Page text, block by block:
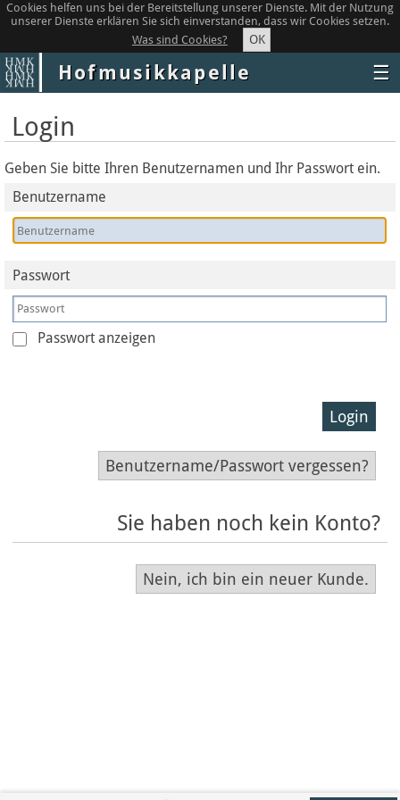
Cookies helfen uns bei der Bereitstellung unserer Dienste. Mit der Nutzung
unserer Dienste erklären Sie sich einverstanden, dass wir Cookies setzen.
Was sind Cookies?
OK
Hofmusikkapelle ☰
Login
Geben Sie bitte Ihren Benutzernamen und Ihr Passwort ein.
Benutzername
Passwort
Passwort anzeigen
Login
Benutzername/Passwort vergessen?
Sie haben noch kein Konto?
Nein, ich bin ein neuer Kunde.